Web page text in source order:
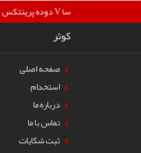
دوده پرینتکس V دگوسا :360000
کوثر
صفحه اصلی
استخدام
درباره ما
تماس با ما
ثبت شکایات